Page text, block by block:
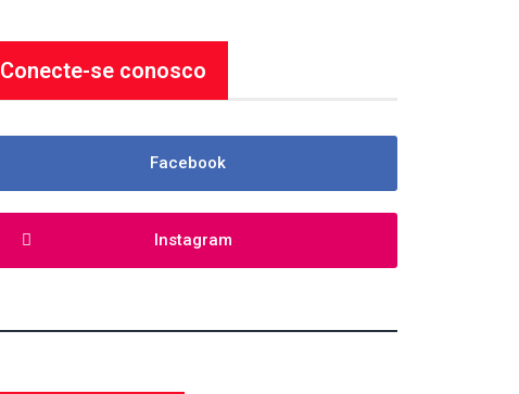
Conecte-se conosco
Facebook
Instagram